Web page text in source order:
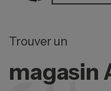
Trouver un
magasin